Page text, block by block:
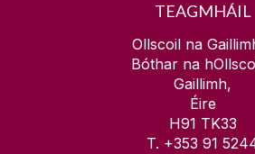
TEAGMHÁIL
Ollscoil na
Bóthar na
Gaillimh,
Éire
H91 TK33
T. +353 91